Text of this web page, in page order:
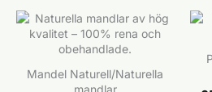
produkten
har
flera
varianter.
De
Mandel Naturell/Naturella
mandlar